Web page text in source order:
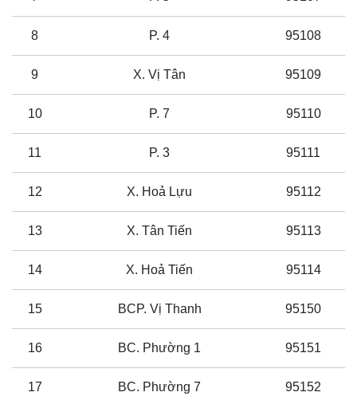
8 P. 4 95108
9 X. Vị Tân 95109
10 P. 7 95110
11 P. 3 95111
12 X. Hoả Lựu 95112
13 X. Tân Tiến 95113
14 X. Hoả Tiến 95114
15 BCP. Vị Thanh 95150
16 BC. Phường 1 95151
17 BC. Phường 7 95152